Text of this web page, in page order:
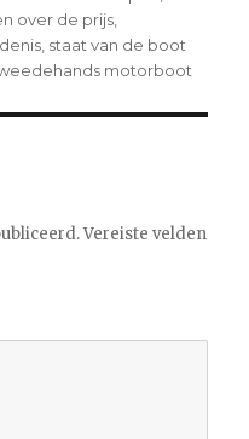
over de prijs
staat van de boot
motorboot
Vereiste velden